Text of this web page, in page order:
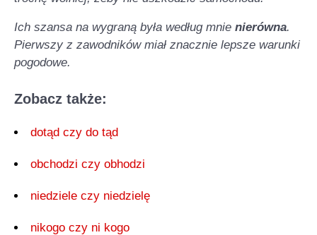
Ich szansa na wygraną była według mnie nierówna.
Pierwszy z zawodników miał znacznie lepsze warunki
pogodowe.
Zobacz także:
dotąd czy do tąd
obchodzi czy obhodzi
niedziele czy niedzielę
nikogo czy ni kogo